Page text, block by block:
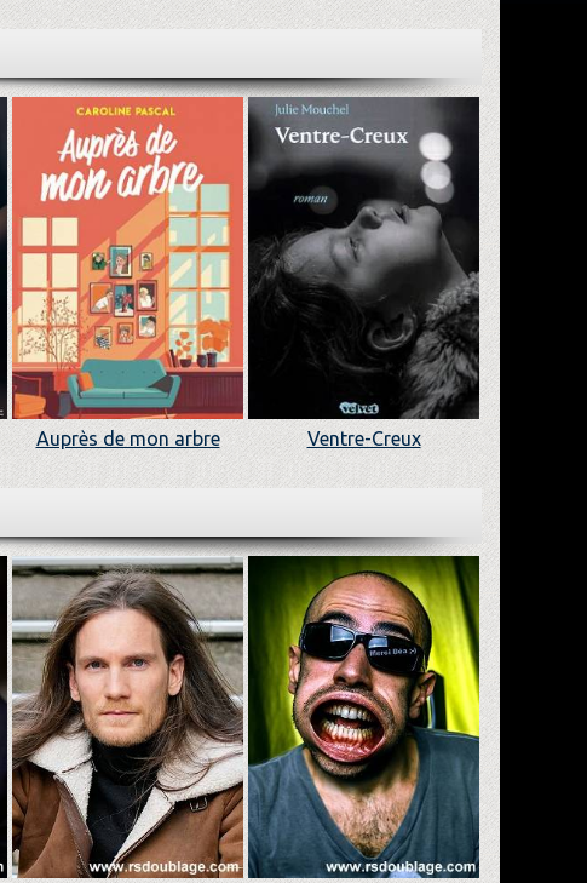
Auprès de mon arbre Ventre-Creux